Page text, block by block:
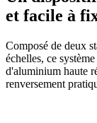
et facile à
Composé de deux
échelles, ce
d'aluminium haute
renversement